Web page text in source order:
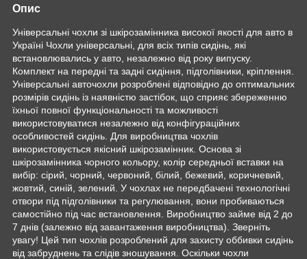
Опис
Універсальні чохли зі шкірозамінника високої якості для авто в
Україні Чохли універсальні, для всіх типів сидінь, які
встановлювались у авто, незалежно від року випуску.
Комплект на передні та задні сидіння, підголівники, кріплення.
Універсальні авточохли розроблені відповідно до оптимальних
розмірів сидінь із наявністю застібок, що сприяє збереженню
їхньої повної функціональності та можливості
використовуватися незалежно від конфігураційних
особливостей сидінь. Для виробництва чохлів
використовується якісний шкірозамінник. Основа зі
шкірозамінника чорного кольору, колір середньої вставки на
вибір: сірий, чорний, червоний, білий, бежевий, коричневий,
жовтий, синій, зелений. У чохлах не передбачені технологічні
отвори під підголівники та регулювання, вони пробиваються
самостійно під час встановлення. Виробництво займе від 2 до
7 днів (залежно від завантаження виробництва). Зверніть
увагу! Цей тип чохлів розроблений для захисту оббивки сидінь
від забруднень та слідів зношування. Оскільки чохли